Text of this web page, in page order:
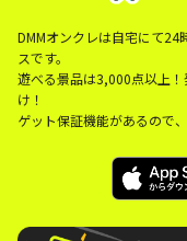
DMMオンクレは自宅にて
スです。
遊べる景品は3,000点以上
け！
ゲット保証機能があるので